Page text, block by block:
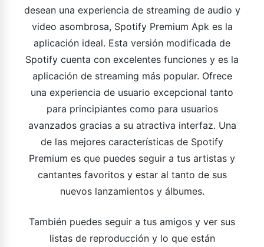
desean una experiencia de streaming de audio y
video asombrosa, Spotify Premium Apk es la
aplicación ideal. Esta versión modificada de
Spotify cuenta con excelentes funciones y es la
aplicación de streaming más popular. Ofrece
una experiencia de usuario excepcional tanto
para principiantes como para usuarios
avanzados gracias a su atractiva interfaz. Una
de las mejores características de Spotify
Premium es que puedes seguir a tus artistas y
cantantes favoritos y estar al tanto de sus
nuevos lanzamientos y álbumes.
También puedes seguir a tus amigos y ver sus
listas de reproducción y lo que están